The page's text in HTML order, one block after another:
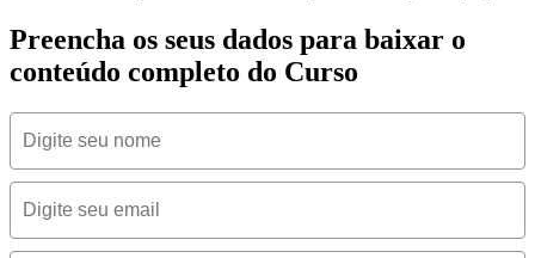
Preencha os seus dados para baixar o
conteúdo completo do Curso